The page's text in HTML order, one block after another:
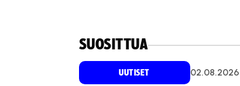
SUOSITTUA
UUTISET 02.08.2026